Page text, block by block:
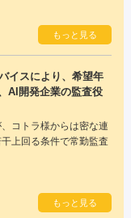
もっと見る
イスにより、希望年
AI開発企業の監査役
コトラ様からは密な連
上回る条件で常勤監査
もっと見る